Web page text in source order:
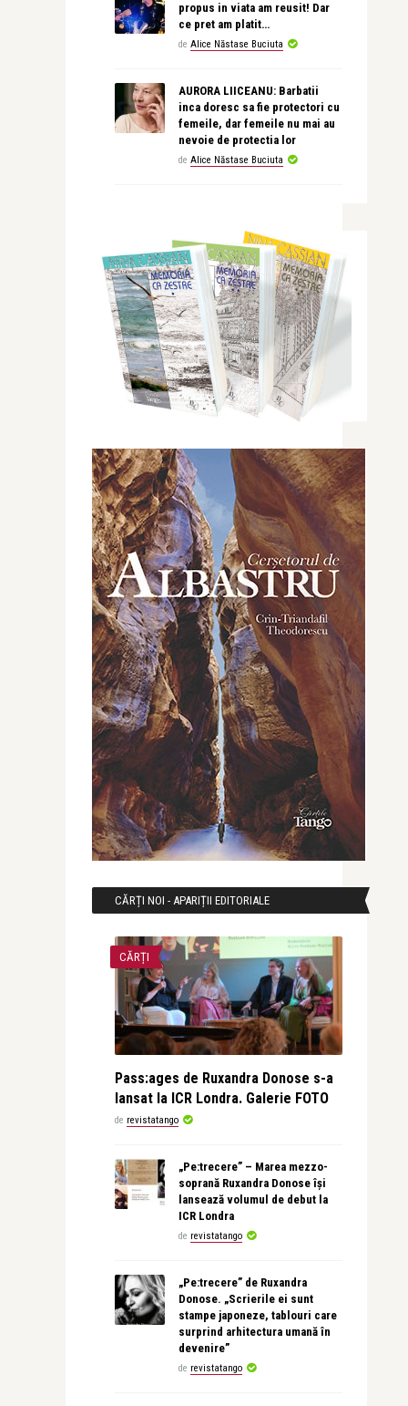
propus in viata am reusit! Dar
ce pret am platit…
de Alice Năstase Buciuta
AURORA LIICEANU: Barbatii
inca doresc sa fie protectori cu
femeile, dar femeile nu mai au
nevoie de protectia lor
de Alice Năstase Buciuta
CĂRȚI NOI - APARIȚII EDITORIALE
CĂRȚI
Pass:ages de Ruxandra Donose s-a
lansat la ICR Londra. Galerie FOTO
de revistatango
„Pe:trecere” – Marea mezzo-
soprană Ruxandra Donose își
lansează volumul de debut la
ICR Londra
de revistatango
„Pe:trecere” de Ruxandra
Donose. „Scrierile ei sunt
stampe japoneze, tablouri care
surprind arhitectura umană în
devenire”
de revistatango